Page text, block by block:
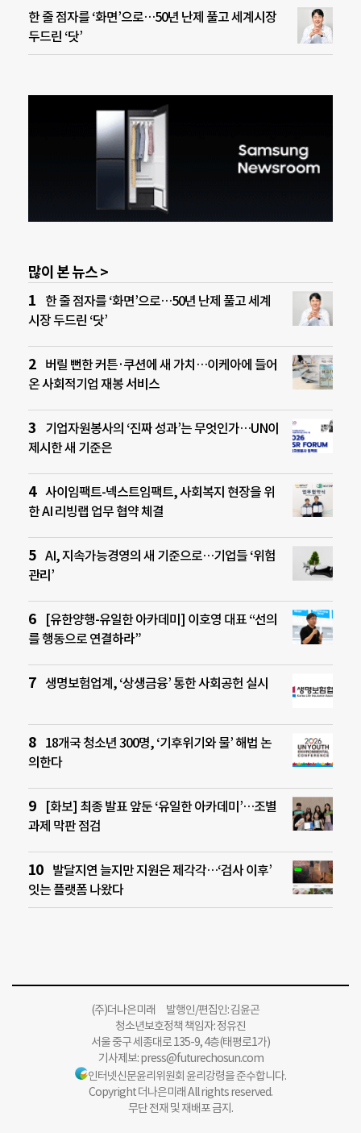
한 줄 점자를 ‘화면’으로…50년 난제 풀고 세계시장
두드린 ‘닷’
많이 본 뉴스 >
한 줄 점자를 ‘화면’으로…50년 난제 풀고 세계
시장 두드린 ‘닷’
버릴 뻔한 커튼·쿠션에 새 가치…이케아에 들어
온 사회적기업 재봉 서비스
기업자원봉사의 ‘진짜 성과’는 무엇인가…UN이
제시한 새 기준은
사이임팩트-넥스트임팩트, 사회복지 현장을 위
한 AI 리빙랩 업무 협약 체결
AI, 지속가능경영의 새 기준으로…기업들 ‘위험
관리’
[유한양행-유일한 아카데미] 이호영 대표 “선의
를 행동으로 연결하라”
생명보험업계, ‘상생금융’ 통한 사회공헌 실시
18개국 청소년 300명, ‘기후위기와 물’ 해법 논
의한다
[화보] 최종 발표 앞둔 ‘유일한 아카데미’…조별
과제 막판 점검
발달지연 늘지만 지원은 제각각…‘검사 이후’
잇는 플랫폼 나왔다
(주)더나은미래 발행인/편집인: 김윤곤
청소년보호정책 책임자: 정유진
서울 중구 세종대로 135-9, 4층(태평로1가)
기사제보:press@futurechosun.com
인터넷신문윤리위원회 윤리강령을 준수합니다.
Copyright 더나은미래 All rights reserved.
무단 전재 및 재배포 금지.